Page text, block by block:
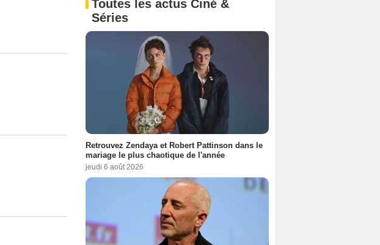
Toutes les actus Ciné &
Séries
Retrouvez Zendaya et Robert Pattinson dans le
mariage le plus chaotique de l'année
jeudi 6 août 2026